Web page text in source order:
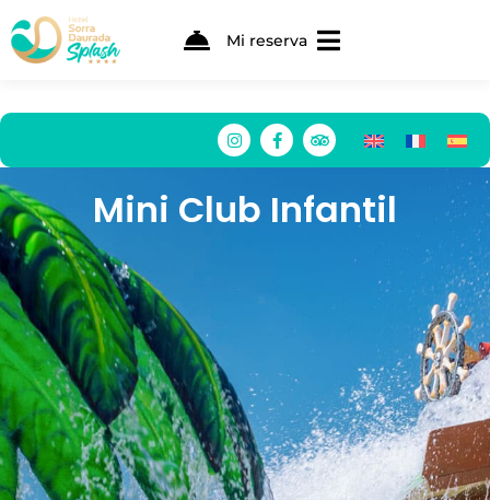
Mi reserva
Mini Club Infantil